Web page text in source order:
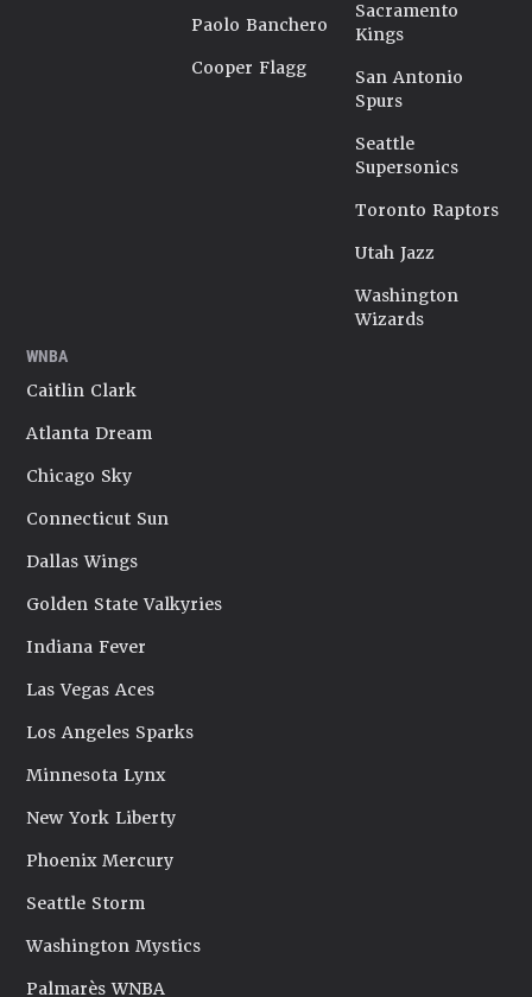
Paolo Banchero
Cooper Flagg
Sacramento
Kings
San Antonio
Spurs
Seattle
Supersonics
Toronto Raptors
Utah Jazz
Washington
Wizards
WNBA
Caitlin Clark
Atlanta Dream
Chicago Sky
Connecticut Sun
Dallas Wings
Golden State Valkyries
Indiana Fever
Las Vegas Aces
Los Angeles Sparks
Minnesota Lynx
New York Liberty
Phoenix Mercury
Seattle Storm
Washington Mystics
Palmarès WNBA